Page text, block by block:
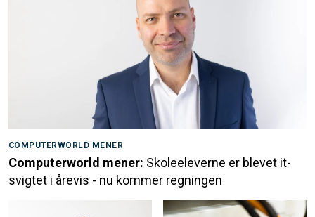
COMPUTERWORLD MENER
Computerworld mener: Skoleeleverne er blevet it-
svigtet i årevis - nu kommer regningen